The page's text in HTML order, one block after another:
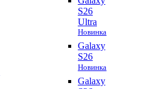
S26
Ultra
Новинка
Galaxy
S26
Новинка
Galaxy